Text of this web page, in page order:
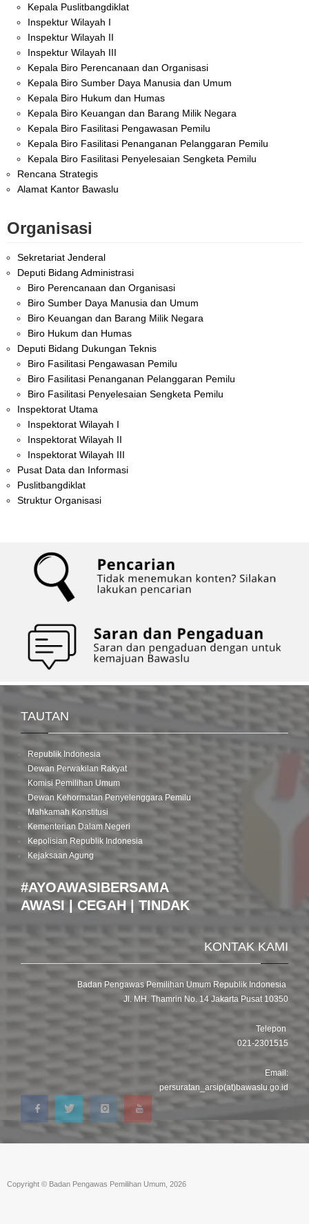
Kepala Puslitbangdiklat
Inspektur Wilayah I
Inspektur Wilayah II
Inspektur Wilayah III
Kepala Biro Perencanaan dan Organisasi
Kepala Biro Sumber Daya Manusia dan Umum
Kepala Biro Hukum dan Humas
Kepala Biro Keuangan dan Barang Milik Negara
Kepala Biro Fasilitasi Pengawasan Pemilu
Kepala Biro Fasilitasi Penanganan Pelanggaran Pemilu
Kepala Biro Fasilitasi Penyelesaian Sengketa Pemilu
Rencana Strategis
Alamat Kantor Bawaslu
Organisasi
Sekretariat Jenderal
Deputi Bidang Administrasi
Biro Perencanaan dan Organisasi
Biro Sumber Daya Manusia dan Umum
Biro Keuangan dan Barang Milik Negara
Biro Hukum dan Humas
Deputi Bidang Dukungan Teknis
Biro Fasilitasi Pengawasan Pemilu
Biro Fasilitasi Penanganan Pelanggaran Pemilu
Biro Fasilitasi Penyelesaian Sengketa Pemilu
Inspektorat Utama
Inspektorat Wilayah I
Inspektorat Wilayah II
Inspektorat Wilayah III
Pusat Data dan Informasi
Puslitbangdiklat
Struktur Organisasi
TAUTAN
Republik Indonesia
Dewan Perwakilan Rakyat
Komisi Pemilihan Umum
Dewan Kehormatan Penyelenggara Pemilu
Mahkamah Konstitusi
Kementerian Dalam Negeri
Kepolisian Republik Indonesia
Kejaksaan Agung
#AYOAWASIBERSAMA
AWASI | CEGAH | TINDAK
KONTAK KAMI
Badan Pengawas Pemilihan Umum Republik Indonesia
Jl. MH. Thamrin No. 14 Jakarta Pusat 10350
Telepon
021-2301515
Email:
persuratan_arsip(at)bawaslu.go.id
Copyright © Badan Pengawas Pemilihan Umum, 2026